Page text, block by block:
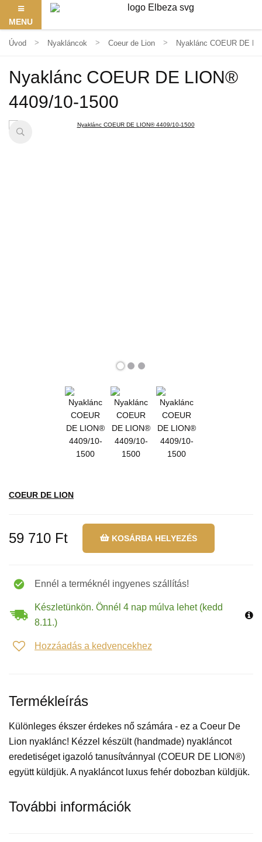
MENU
Úvod Nyakláncok Coeur de Lion Nyaklánc COEUR DE
Nyaklánc COEUR DE LION®
4409/10-1500
COEUR DE LION
59 710 Ft KOSÁRBA HELYEZÉS
Ennél a terméknél ingyenes szállítás!
Készletünkön. Önnél 4 nap múlva lehet (kedd
8.11.)
Hozzáadás a kedvencekhez
Termékleírás
Különleges ékszer érdekes nő számára - ez a Coeur De
Lion nyaklánc! Kézzel készült (handmade) nyakláncot
eredetiséget igazoló tanusítvánnyal (COEUR DE LION®)
együtt küldjük. A nyakláncot luxus fehér dobozban küldjük.
További információk